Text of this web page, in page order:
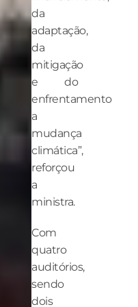
da
adaptação,
da
mitigação
e do
enfrentamento
a
mudança
climática”,
reforçou
a
ministra.
Com
quatro
auditórios,
sendo
dois